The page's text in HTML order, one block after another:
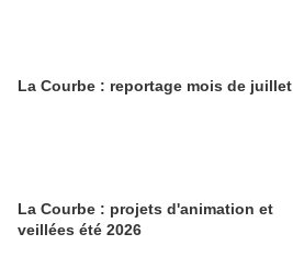
La Courbe : reportage mois de juillet
La Courbe : projets d'animation et
veillées été 2026